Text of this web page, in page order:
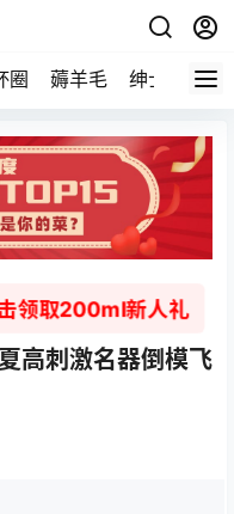
圈 薅羊毛 绅士 视频
领取200ml新人礼
高刺激名器倒模飞